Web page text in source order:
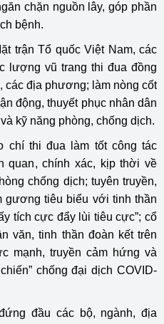
chặn nguồn lây, góp phần
bệnh.
trận Tổ quốc Việt Nam, các
lượng vũ trang thi đua đồng
các địa phương; làm nòng cốt
động, thuyết phục nhân dân
kỹ năng phòng, chống dịch.
chí thi đua làm tốt công tác
quan, chính xác, kịp thời về
chống dịch; tuyên truyền,
gương tiêu biểu với tinh thần
tích cực đẩy lùi tiêu cực”; cổ
văn, tinh thần đoàn kết trên
mạnh, truyền cảm hứng và
chống đại dịch COVID-
đầu các bộ, ngành, địa